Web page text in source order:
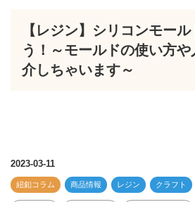
【レジン】シリコンモー
う！～モールドの使い方
介しちゃいます～
2023-03-11
紐釦コラム 商品情報 レジン クラフト